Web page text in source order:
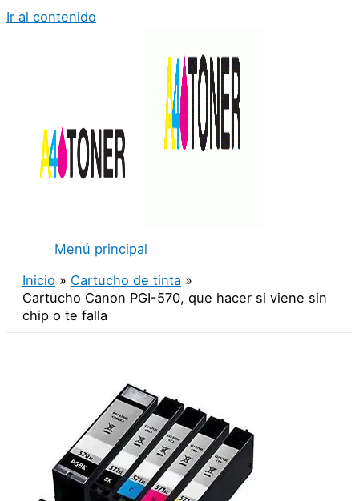
Ir al contenido
Menú principal
Inicio
Cartucho de tinta
Cartucho Canon PGI-570, que hacer si viene sin
chip o te falla